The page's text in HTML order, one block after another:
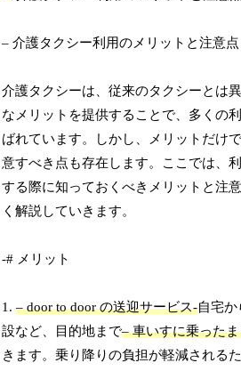
– 介護タクシー利用のメリットと注意点
介護タクシーは、従来のタクシーとは
なメリットを提供することで、多くの
ばれています。しかし、メリットだけ
意すべき点も存在します。ここでは、
する際に知っておくべきメリットと注
く解説していきます。
-# メリット
1.– door to door の送迎サービス-自宅
設など、目的地まで– 車いすに乗った
きます。乗り降りの負担が軽減される